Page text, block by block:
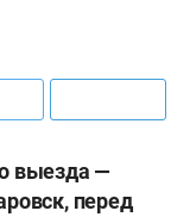
выезда —
перед